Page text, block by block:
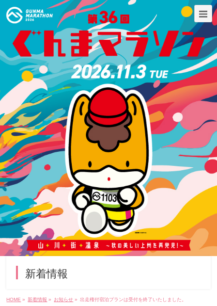
新着情報
HOME » 新着情報 » お知らせ » 出走権付宿泊プランは受付を終了いたしました。